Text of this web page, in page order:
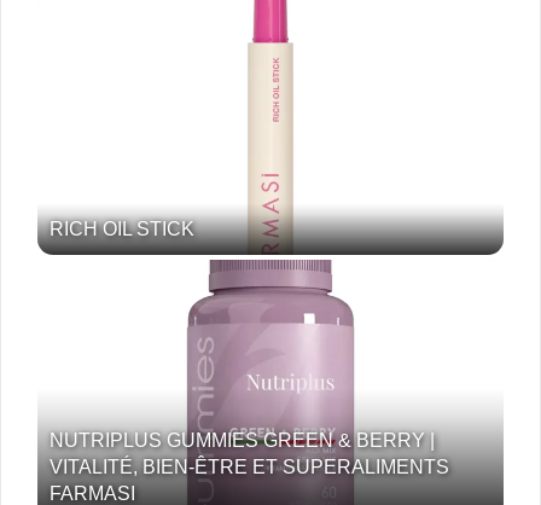
RICH OIL STICK
NUTRIPLUS GUMMIES GREEN & BERRY |
VITALITÉ, BIEN-ÊTRE ET SUPERALIMENTS
FARMASI